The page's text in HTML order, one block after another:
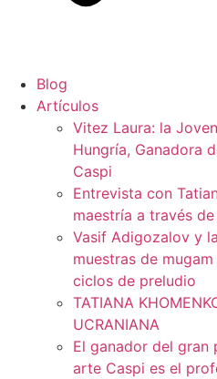
Blog
Artículos
Vitez Laura: la
Hungría, Ganadora
Caspi
Entrevista con
maestría a través
Vasif Adigozalov y
muestras de
ciclos de preludio
TATIANA
UCRANIANA
El ganador del gran
arte Caspi es el